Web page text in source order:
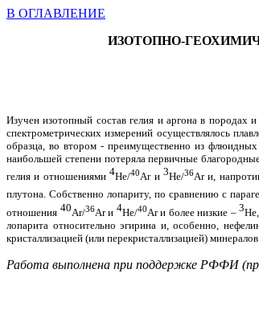
В ОГЛАВЛЕНИЕ
ИЗОТОПНО-
Изучен изотопный состав гелия и аргона в породах
спектрометрических измерений осуществлялось
образца, во втором - преимущественно из
наибольшей степени потеряла первичные
гелия и отношениями4He/40Arи 3He/36Arи,
плутона. Собственно лопариту, по сравнению с
отношения 40Ar/36Arи 4He/40Arи более низкие –3He,
лопарита относительно эгирина и, особенно,
кристаллизацией (или перекристаллизацией)
Работа выполнена при поддержке РФФИ